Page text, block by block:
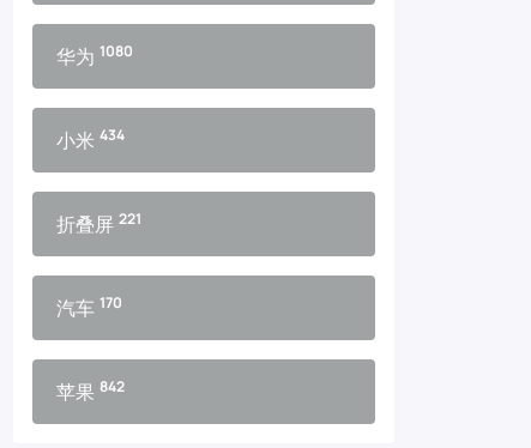
华为 1080
小米 434
折叠屏 221
汽车 170
苹果 842